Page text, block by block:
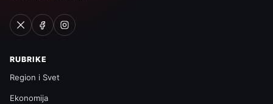
RUBRIKE
Region i Svet
Ekonomija